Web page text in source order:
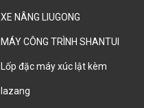
XE NÂNG LIUGONG
MÁY CÔNG TRÌNH SHANTUI
Lốp đặc máy xúc lật kèm
lazang